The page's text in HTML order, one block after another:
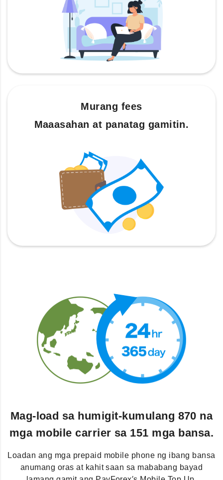
Murang fees
Maaasahan at panatag gamitin.
Mag-load sa humigit-kumulang 870 na
mga mobile carrier sa 151 mga bansa.
Loadan ang mga prepaid mobile phone ng ibang bansa
anumang oras at kahit saan sa mababang bayad